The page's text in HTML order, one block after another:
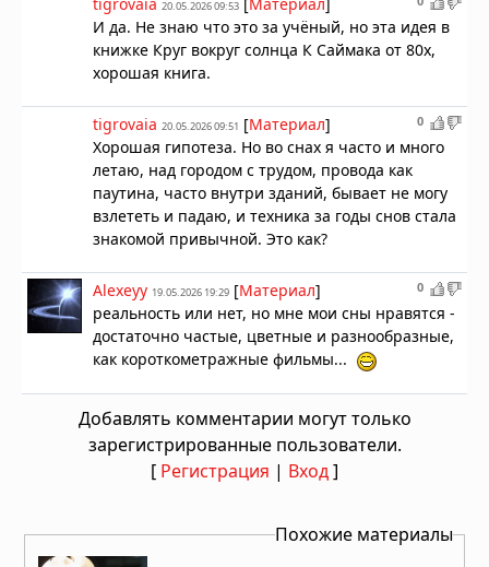
20.05.2026 09:53
И да. Не знаю что это за учёный, но эта идея в
книжке Круг вокруг солнца К Саймака от 80х,
хорошая книга.
0
tigrovaia 20.05.2026 09:51 [Материал]
Хорошая гипотеза. Но во снах я часто и много
летаю, над городом с трудом, провода как
паутина, часто внутри зданий, бывает не могу
взлететь и падаю, и техника за годы снов стала
знакомой привычной. Это как?
0
Alexeyy 19.05.2026 19:29 [Материал]
реальность или нет, но мне мои сны нравятся -
достаточно частые, цветные и разнообразные,
как короткометражные фильмы...
Добавлять комментарии могут только
зарегистрированные пользователи.
[ Регистрация | Вход]
Похожие материалы